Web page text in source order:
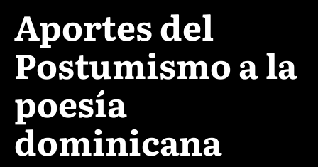
Aportes del
Postumismo a la
poesía
dominicana